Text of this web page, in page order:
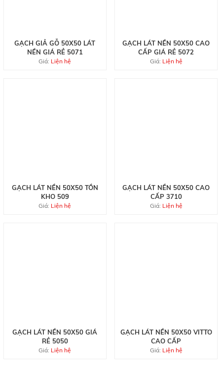
GẠCH GIẢ GỖ 50X50 LÁT
NỀN GIÁ RẺ 5071
Giá: Liện hệ
GẠCH LÁT NỀN 50X50 CAO
CẤP GIÁ RẺ 5072
Giá: Liện hệ
GẠCH LÁT NỀN 50X50 TỒN
KHO 509
Giá: Liện hệ
GẠCH LÁT NỀN 50X50 CAO
CẤP 3710
Giá: Liện hệ
GẠCH LÁT NỀN 50X50 GIÁ
RẺ 5050
Giá: Liện hệ
GẠCH LÁT NỀN 50X50 VITTO
CAO CẤP
Giá: Liện hệ